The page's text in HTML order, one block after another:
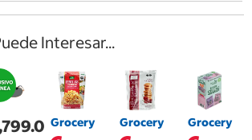
Interesar...
Grocery Grocery Grocery